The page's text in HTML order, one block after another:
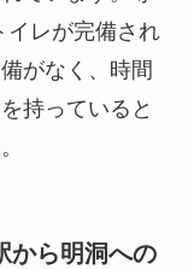
イレが完備され
がなく、時間
持っていると
から明洞への